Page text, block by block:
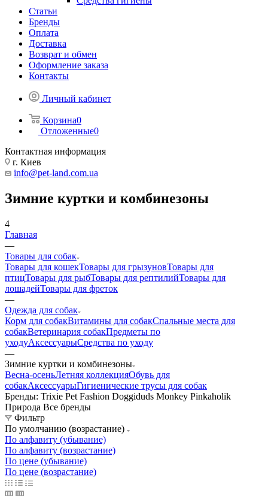
Статьи
Бренды
Оплата
Доставка
Возврат и обмен
Оформление заказа
Контакты
Личный кабинет
Корзина0
Отложенные0
Контактная информация
г. Киев
info@pet-land.com.ua
Зимние куртки и комбинезоны
4
Главная
—
Товары для собак
Товары для кошекТовары для грызуновТовары для
птицТовары для рыбТовары для рептилийТовары для
лошадейТовары для фреток
—
Одежда для собак
Корм для собакВитамины для собакСпальные места для
собакВетеринария собакПредметы по
уходуАксессуарыСредства по уходу
—
Зимние куртки и комбинезоны
Весна-осеньЛетняя коллекцияОбувь для
собакАксессуарыГигиенические трусы для собак
Бренды: Trixie Pet Fashion Doggiduds Monkey Pinkaholik
Природа Все бренды
Фильтр
По умолчанию (возрастание)
По алфавиту (убывание)
По алфавиту (возрастание)
По цене (убывание)
По цене (возрастание)